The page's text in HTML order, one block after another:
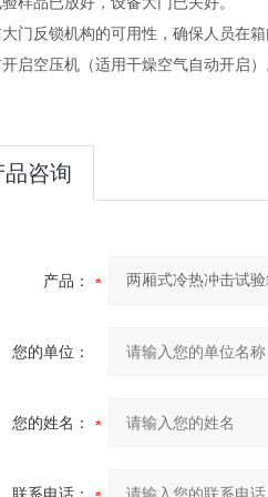
门反锁机构的可用性，确保人员在
启空压机（适用干燥空气自动开启）
品咨询
产品：
您的单位：
您的姓名：